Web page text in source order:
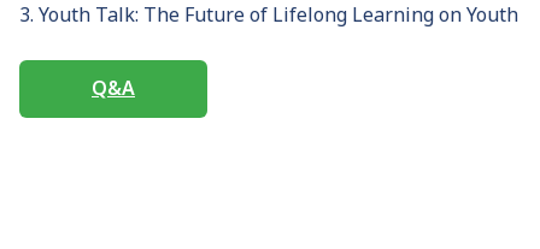
3. Youth Talk: The Future of Lifelong Learning on Youth
Q&A